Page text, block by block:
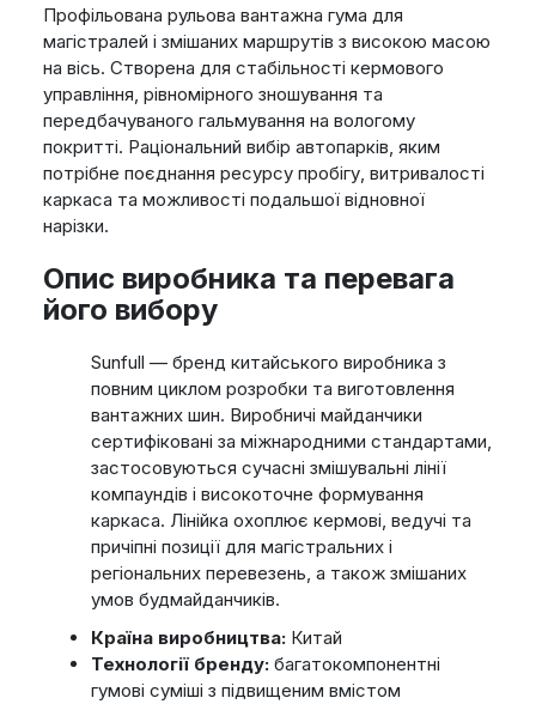
Профільована рульова вантажна гума для
магістралей і змішаних маршрутів з високою масою
на вісь. Створена для стабільності кермового
управління, рівномірного зношування та
передбачуваного гальмування на вологому
покритті. Раціональний вибір автопарків, яким
потрібне поєднання ресурсу пробігу, витривалості
каркаса та можливості подальшої відновної
нарізки.
Опис виробника та перевага
його вибору
Sunfull — бренд китайського виробника з
повним циклом розробки та виготовлення
вантажних шин. Виробничі майданчики
сертифіковані за міжнародними стандартами,
застосовуються сучасні змішувальні лінії
компаундів і високоточне формування
каркаса. Лінійка охоплює кермові, ведучі та
причіпні позиції для магістральних і
регіональних перевезень, а також змішаних
умов будмайданчиків.
Країна виробництва:Китай
Технології бренду:багатокомпонентні
гумові суміші з підвищеним вмістом